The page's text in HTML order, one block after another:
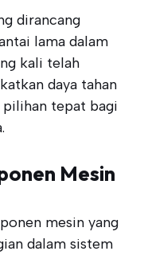
dirancang
lama dalam
kali telah
daya tahan
pilihan tepat bagi
Mesin
mesin yang
dalam sistem